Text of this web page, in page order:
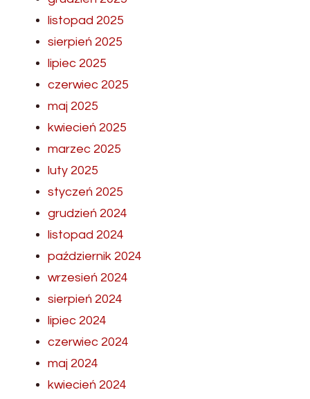
listopad 2025
sierpień 2025
lipiec 2025
czerwiec 2025
maj 2025
kwiecień 2025
marzec 2025
luty 2025
styczeń 2025
grudzień 2024
listopad 2024
październik 2024
wrzesień 2024
sierpień 2024
lipiec 2024
czerwiec 2024
maj 2024
kwiecień 2024